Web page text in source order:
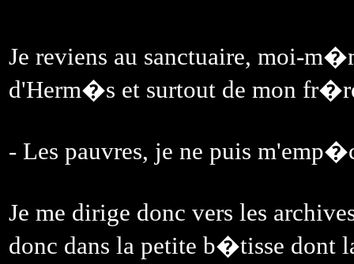
Je reviens au sanctuaire, moi-
d'Herm�s et surtout de mon
- Les pauvres, je ne puis
Je me dirige donc vers les
donc dans la petite b�tisse dont